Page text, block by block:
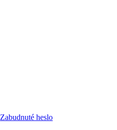
Zabudnuté heslo